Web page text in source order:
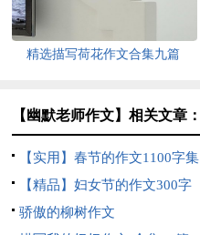
精选描写荷花作文合集九篇
【幽默老师作文】相关文章：
【实用】春节的作文1100字集
锦8篇
【精品】妇女节的作文300字
集锦八篇
骄傲的柳树作文